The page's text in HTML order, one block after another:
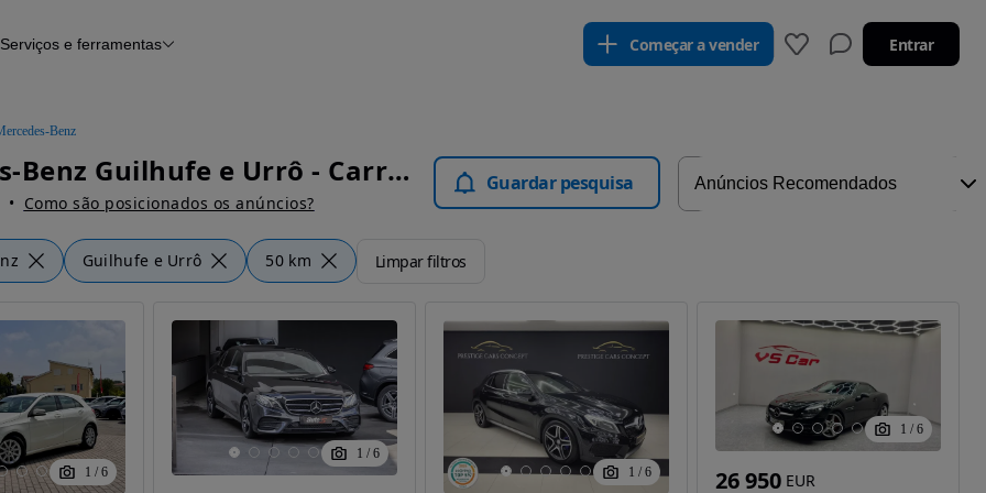
Histórico do veículo
Serviços e ferramentas Começar a vender Entrar
Benz
Mercedes-Benz Guilhufe e Urrô - Carros
Como são posicionados os anúncios?
Guardar pesquisa
Guilhufe e Urrô 50 km Limpar filtros
1 / 6
1 / 6
1 / 6
1 / 6
26 950 EUR